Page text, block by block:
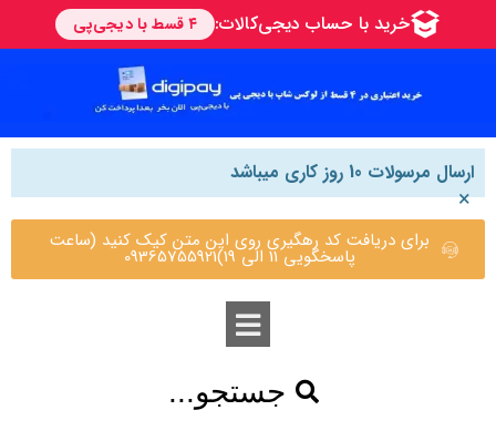
ارسال مرسولات 10 روز کاری میباشد
×
برای دریافت کد رهگیری روی این متن کیک کنید (ساعت
پاسخگویی 11 الی 19)09365755921
جستجو...